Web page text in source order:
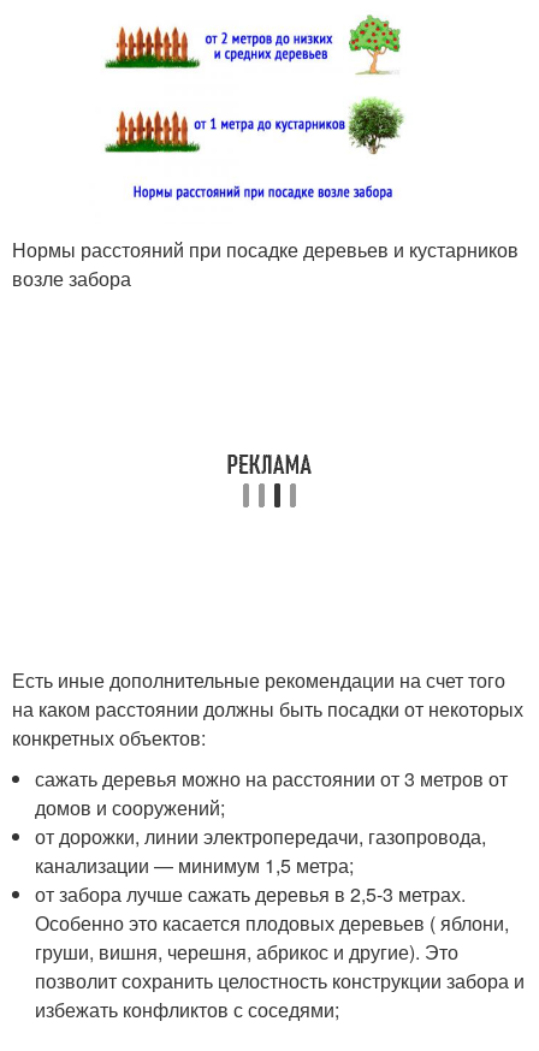
Нормы расстояний при посадке деревьев и кустарников
возле забора
Есть иные дополнительные рекомендации на счет того
на каком расстоянии должны быть посадки от некоторых
конкретных объектов:
сажать деревья можно на расстоянии от 3 метров от
домов и сооружений;
от дорожки, линии электропередачи, газопровода,
канализации — минимум 1,5 метра;
от забора лучше сажать деревья в 2,5-3 метрах.
Особенно это касается плодовых деревьев ( яблони,
груши, вишня, черешня, абрикос и другие). Это
позволит сохранить целостность конструкции забора и
избежать конфликтов с соседями;